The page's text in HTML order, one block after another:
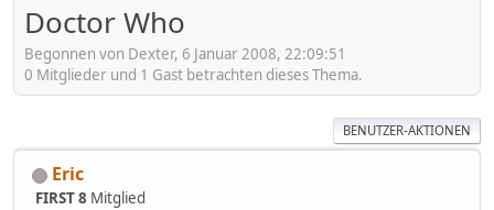
Doctor Who
Begonnen von Dexter, 6 Januar 2008, 22:09:51
0 Mitglieder und 1 Gast betrachten dieses Thema.
BENUTZER-AKTIONEN
Eric
FIRST 8 Mitglied